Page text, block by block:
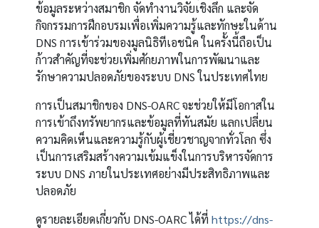
ข้อมูลระหว่างสมาชิก จัดทำงานวิจัยเชิงลึก และจัด
กิจกรรมการฝึกอบรมเพื่อเพิ่มความรู้และทักษะในด้าน
DNS การเข้าร่วมของมูลนิธิทีเอชนิค ในครั้งนี้ถือเป็น
ก้าวสำคัญที่จะช่วยเพิ่มศักยภาพในการพัฒนาและ
รักษาความปลอดภัยของระบบ DNS ในประเทศไทย
การเป็นสมาชิกของ DNS-OARC จะช่วยให้มีโอกาสใน
การเข้าถึงทรัพยากรและข้อมูลที่ทันสมัย แลกเปลี่ยน
ความคิดเห็นและความรู้กับผู้เชี่ยวชาญจากทั่วโลก ซึ่ง
เป็นการเสริมสร้างความเข้มแข็งในการบริหารจัดการ
ระบบ DNS ภายในประเทศอย่างมีประสิทธิภาพและ
ปลอดภัย
ดูรายละเอียดเกี่ยวกับ DNS-OARC ได้ที่https://dns-